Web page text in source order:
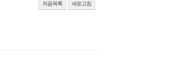
처음목록 새로고침